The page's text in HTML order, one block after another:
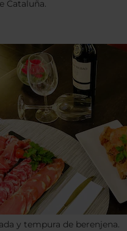
Cataluña.
y tempura de berenjena.